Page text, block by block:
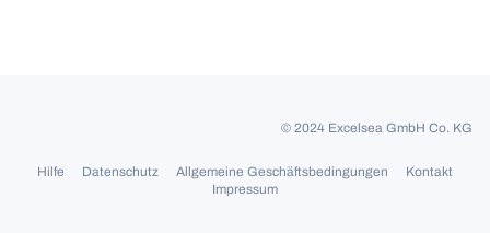
© 2024 Excelsea GmbH Co. KG
Hilfe Datenschutz Allgemeine Geschäftsbedingungen
Kontakt
Impressum